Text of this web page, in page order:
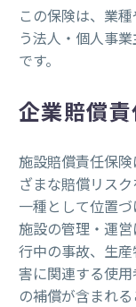
この保険は、業
う法人・個人事
です。
企業賠償
施設賠償責任保
ざまな賠償リス
一種として位置づ
施設の管理・運
行中の事故、生
害に関連する使
の補償が含まれる